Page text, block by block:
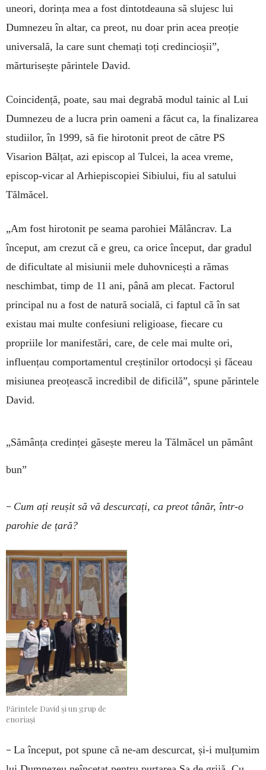
uneori, dorința mea a fost dintotdeauna să slujesc lui
Dumnezeu în altar, ca preot, nu doar prin acea preoție
universală, la care sunt chemați toți credincioșii”,
mărturisește părintele David.
Coincidență, poate, sau mai degrabă modul tainic al Lui
Dumnezeu de a lucra prin oameni a făcut ca, la finalizarea
studiilor, în 1999, să fie hirotonit preot de către PS
Visarion Bălțat, azi episcop al Tulcei, la acea vreme,
episcop-vicar al Arhiepiscopiei Sibiului, fiu al satului
Tălmăcel.
„Am fost hirotonit pe seama parohiei Mălâncrav. La
început, am crezut că e greu, ca orice început, dar gradul
de dificultate al misiunii mele duhovnicești a rămas
neschimbat, timp de 11 ani, până am plecat. Factorul
principal nu a fost de natură socială, ci faptul că în sat
existau mai multe confesiuni religioase, fiecare cu
propriile lor manifestări, care, de cele mai multe ori,
influențau comportamentul creștinilor ortodocși și făceau
misiunea preoțească incredibil de dificilă”, spune părintele
David.
„Sămânța credinței găsește mereu la Tălmăcel un pământ
bun”
– Cum ați reușit să vă descurcați, ca preot tânăr, într-o
parohie de țară?
Părintele David și un grup de
enoriași
– La început, pot spune că ne-am descurcat, și-i mulțumim